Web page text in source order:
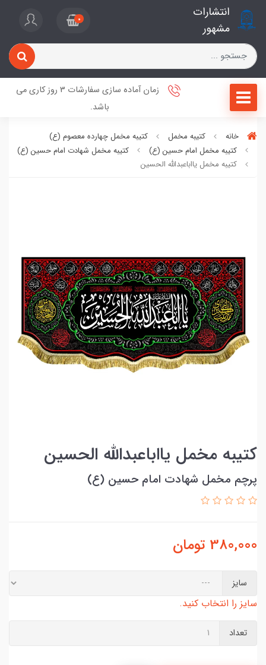
انتشارات
مشهور
0
زمان آماده سازی سفارشات 3 روز کاری می
باشد.
خانه کتیبه مخمل
کتیبه مخمل چهارده معصوم (ع)
کتیبه مخمل امام حسین (ع)
کتیبه مخمل شهادت امام حسین (ع)
کتیبه مخمل یااباعبدالله الحسین
کتیبه مخمل یااباعبدالله الحسین
پرچم مخمل شهادت امام حسین (ع)
380,000 تومان
سایز
سایز را انتخاب کنید.
تعداد